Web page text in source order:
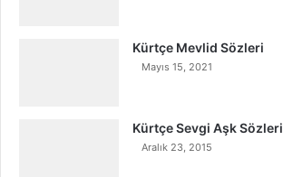
Kürtçe Mevlid Sözleri
Mayıs 15, 2021
Kürtçe Sevgi Aşk Sözleri
Aralık 23, 2015